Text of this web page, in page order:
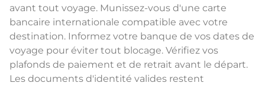
avant tout voyage. Munissez-vous d'une carte
bancaire internationale compatible avec votre
destination. Informez votre banque de vos dates de
voyage pour éviter tout blocage. Vérifiez vos
plafonds de paiement et de retrait avant le départ.
Les documents d'identité valides restent